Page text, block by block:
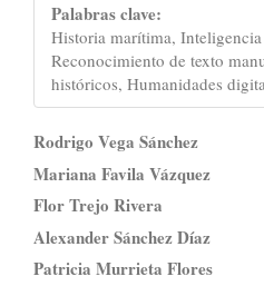
Palabras clave:
Historia marítima,
Reconocimiento de texto
históricos, Humanidades
Contenido
principal
del
artículo
Rodrigo Vega Sánchez
Mariana Favila Vázquez
Flor Trejo Rivera
Alexander Sánchez Díaz
Patricia Murrieta Flores